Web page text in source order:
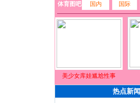
体育图吧 国内 国际
美少女库娃尴尬性事
热点新闻